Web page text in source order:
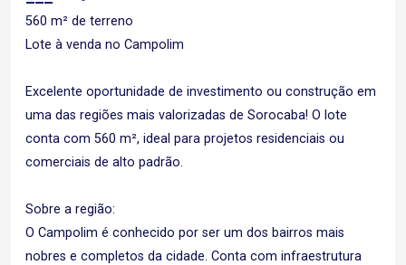
560 m² de terreno
Lote à venda no Campolim
Excelente oportunidade de investimento ou construção em
uma das regiões mais valorizadas de Sorocaba! O lote
conta com 560 m², ideal para projetos residenciais ou
comerciais de alto padrão.
Sobre a região:
O Campolim é conhecido por ser um dos bairros mais
nobres e completos da cidade. Conta com infraestrutura